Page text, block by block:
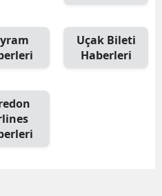
Uçak Bileti
Haberleri